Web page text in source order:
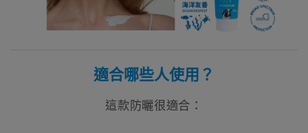
適合哪些人使用？
這款防曬很適合：